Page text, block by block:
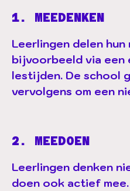
1. MEEDENKEN
Leerlingen delen
bijvoorbeeld via een
lestijden. De school
vervolgens om een
2. MEEDOEN
Leerlingen denken
doen ook actief